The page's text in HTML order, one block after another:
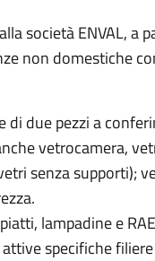
società ENVAL, a
non domestiche
di due pezzi a
vetrocamera,
senza supporti);
lampadine e
specifiche